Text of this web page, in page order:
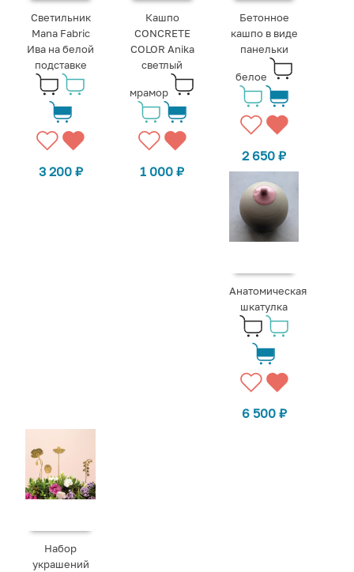
Светильник
Mana Fabric
Ива на белой
подставке
3 200 ₽
Кашпо
CONCRETE
COLOR Anika
светлый
мрамор
1 000₽
Бетонное
кашпо в виде
панельки
белое
2 650₽
Анатомическая
шкатулка
6 500 ₽
Набор
украшений